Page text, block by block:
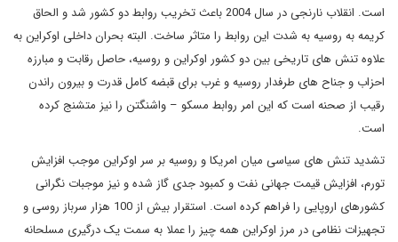
است. انقلاب نارنجی در سال 2004 باعث تخریب روابط دو کشور شد و الحاق
کریمه به روسیه به شدت این روابط را متاثر ساخت. البته بحران داخلی اوکراین به
علاوه تنش های تاریخی بین دو کشور اوکراین و روسیه، حاصل رقابت و مبارزه
احزاب و جناح های طرفدار روسیه و غرب برای قبضه کامل قدرت و بیرون راندن
رقیب از صحنه است که این امر روابط مسکو – واشنگتن را نیز متشنج کرده
است.
تشدید تنش های سیاسی میان امریکا و روسیه بر سر اوکراین موجب افزایش
تورم، افزایش قیمت جهانی نفت و کمبود جدی گاز شده و نیز موجبات نگرانی
کشورهای اروپایی را فراهم کرده است. استقرار بیش از 100 هزار سرباز روسی و
تجهیزات نظامی در مرز اوکراین همه چیز را عملا به سمت یک درگیری مسلحانه